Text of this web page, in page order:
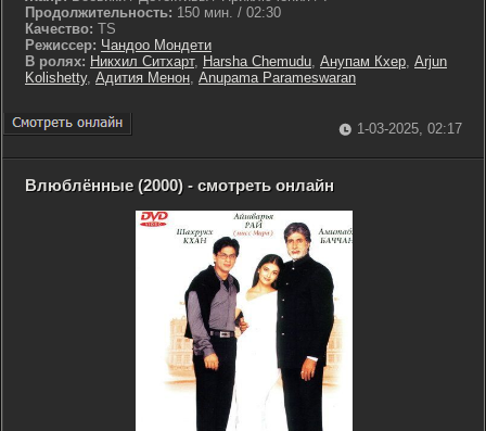
Продолжительность: 150 мин. / 02:30
Качество: TS
Режиссер: Чандоо Мондети
В ролях: Никхил Ситхарт, Harsha Chemudu, Анупам Кхер, Arjun
Kolishetty, Адития Менон, Anupama Parameswaran
1-03-2025, 02:17
Влюблённые (2000) - смотреть онлайн